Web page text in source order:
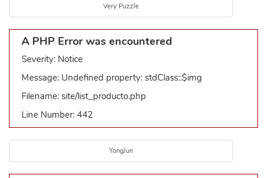
Very Puzzle
A PHP Error was encountered
Severity: Notice
Message: Undefined property: stdClass::$img
Filename: site/list_producto.php
Line Number: 442
YongJun